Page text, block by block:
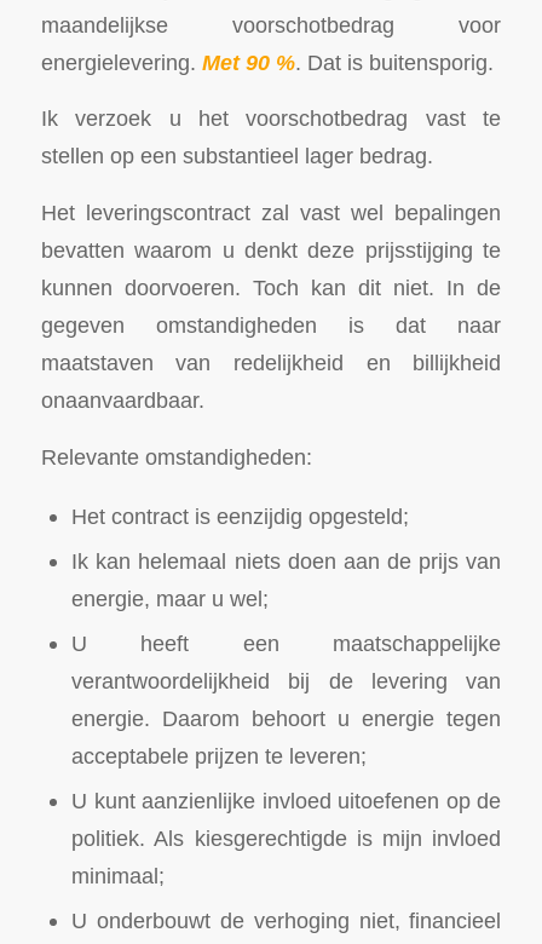
maandelijkse voorschotbedrag voor
energielevering. Met 90 %. Dat is buitensporig.
Ik verzoek u het voorschotbedrag vast te
stellen op een substantieel lager bedrag.
Het leveringscontract zal vast wel bepalingen
bevatten waarom u denkt deze prijsstijging te
kunnen doorvoeren. Toch kan dit niet. In de
gegeven omstandigheden is dat naar
maatstaven van redelijkheid en billijkheid
onaanvaardbaar.
Relevante omstandigheden:
Het contract is eenzijdig opgesteld;
Ik kan helemaal niets doen aan de prijs van
energie, maar u wel;
U heeft een maatschappelijke
verantwoordelijkheid bij de levering van
energie. Daarom behoort u energie tegen
acceptabele prijzen te leveren;
U kunt aanzienlijke invloed uitoefenen op de
politiek. Als kiesgerechtigde is mijn invloed
minimaal;
U onderbouwt de verhoging niet, financieel